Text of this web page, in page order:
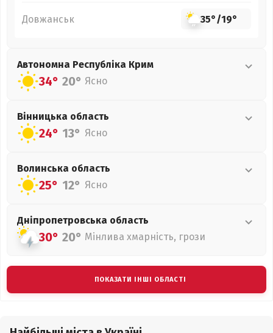
Довжанськ 35°/19°
Автономна Республіка Крим
34° 20° Ясно
Вінницька область
24° 13° Ясно
Волинська область
25° 12° Ясно
Дніпропетровська область
30° 20° Мінлива хмарність, грози
ПОКАЗАТИ ІНШІ ОБЛАСТІ